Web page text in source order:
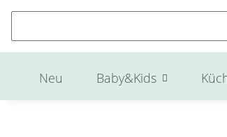
Neu Baby&Kids